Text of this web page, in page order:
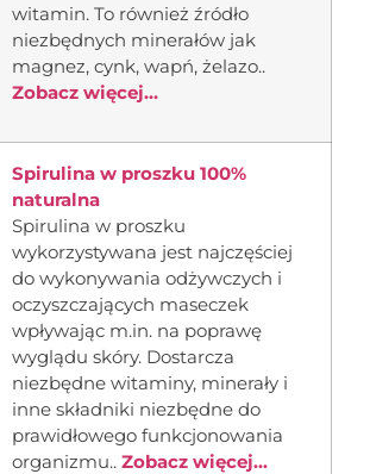
witamin. To również źródło
niezbędnych minerałów jak
magnez, cynk, wapń, żelazo..
Zobacz więcej...
Spirulina w proszku 100%
naturalna
Spirulina w proszku
wykorzystywana jest najczęściej
do wykonywania odżywczych i
oczyszczających maseczek
wpływając m.in. na poprawę
wyglądu skóry. Dostarcza
niezbędne witaminy, minerały i
inne składniki niezbędne do
prawidłowego funkcjonowania
organizmu..Zobacz więcej...